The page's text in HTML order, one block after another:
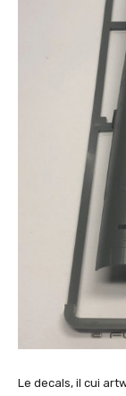
Le decals, il cui